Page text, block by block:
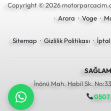
Copyright © 2026
· Arora · Voge·
Sitemap · Gizlilik Politikası ·
İnönü Mah. Habil Sk.
0507